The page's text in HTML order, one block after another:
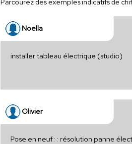
Noella
installer tableau électrique (studio)
Olivier
Pose en neuf : : résolution panne